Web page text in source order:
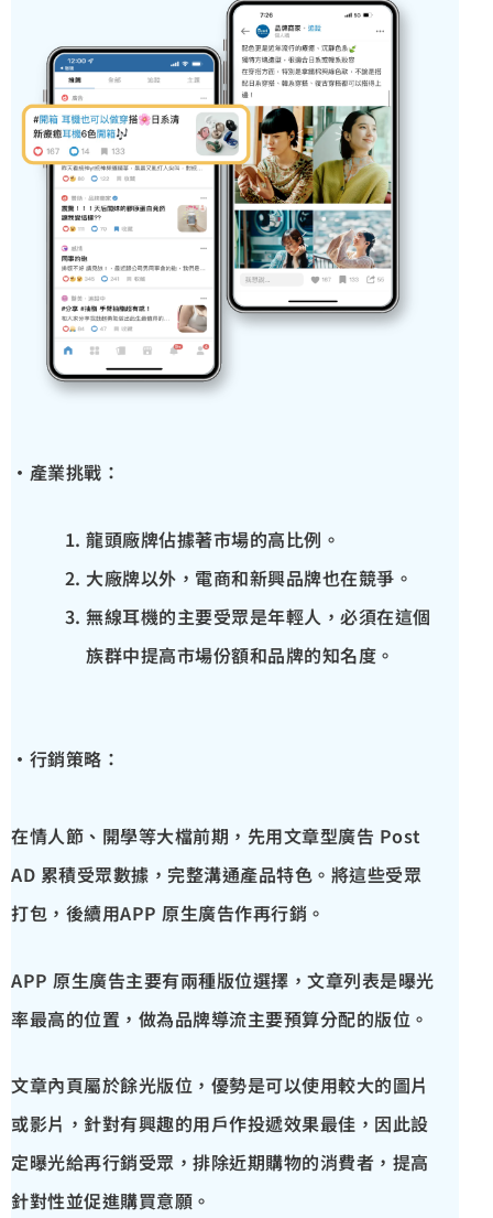
·產業挑戰：
龍頭廠牌佔據著市場的高比例。
大廠牌以外，電商和新興品牌也在競爭。
無線耳機的主要受眾是年輕人，必須在這個
族群中提高市場份額和品牌的知名度。
·行銷策略：
在情人節、開學等大檔前期，先用文章型廣告 Post
AD 累積受眾數據，完整溝通產品特色。將這些受眾
打包，後續用APP 原生廣告作再行銷。
APP 原生廣告主要有兩種版位選擇，文章列表是曝光
率最高的位置，做為品牌導流主要預算分配的版位。
文章內頁屬於餘光版位，優勢是可以使用較大的圖片
或影片，針對有興趣的用戶作投遞效果最佳，因此設
定曝光給再行銷受眾，排除近期購物的消費者，提高
針對性並促進購買意願。